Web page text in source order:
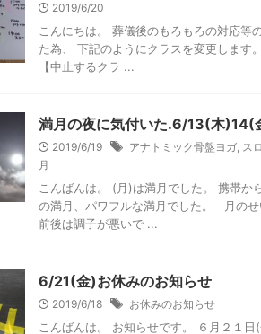
2019/6/20
こんにちは。 葬儀後のもろもろの対応
た為、 下記のようにクラスを変更します
【中止するクラ ...
満月の夜に気付いた.6/13(木)14(
2019/6/19 アナトミック骨盤ヨガ, ス
月
こんばんは。 (月)は満月でした。 携帯か
の満月、パワフルな満月でした。 月の
前後は調子が悪いで ...
6/21(金)お休みのお知らせ
2019/6/18 お休みのお知らせ
こんばんは。 お知らせです。 ６月２１